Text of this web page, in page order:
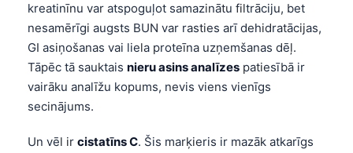
kreatinīnu var atspoguļot samazinātu filtrāciju, bet
nesamērīgi augsts BUN var rasties arī dehidratācijas,
GI asiņošanas vai liela proteīna uzņemšanas dēļ.
Tāpēc tā sauktais nieru asins analīzes patiesībā ir
vairāku analīžu kopums, nevis viens vienīgs
secinājums.
Un vēl ir cistatīns C. Šis marķieris ir mazāk atkarīgs
كوردی‎
سنڌي
සිංහල
অসমীয়া
Galego